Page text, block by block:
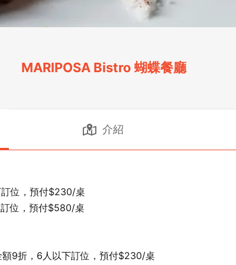
MARIPOSA Bistro 蝴蝶餐廳
介紹
位，預付$230/桌
位，預付$580/桌
9折，6人以下訂位，預付$230/桌